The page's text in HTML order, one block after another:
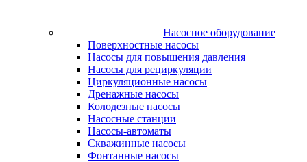
Насосное оборудование
Поверхностные насосы
Насосы для повышения давления
Насосы для рециркуляции
Циркуляционные насосы
Дренажные насосы
Колодезные насосы
Насосные станции
Насосы-автоматы
Скважинные насосы
Фонтанные насосы